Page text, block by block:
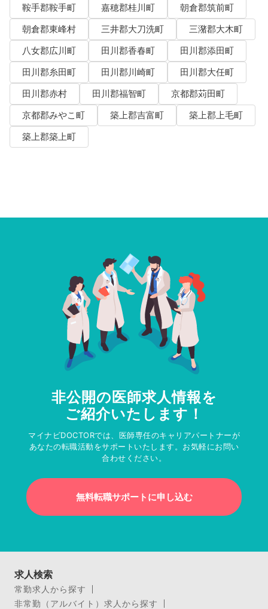
鞍手郡鞍手町
嘉穂郡桂川町
朝倉郡筑前町
朝倉郡東峰村
三井郡大刀洗町
三潴郡大木町
八女郡広川町
田川郡香春町
田川郡添田町
田川郡糸田町
田川郡川崎町
田川郡大任町
田川郡赤村
田川郡福智町
京都郡苅田町
京都郡みやこ町
築上郡吉富町
築上郡上毛町
築上郡築上町
非公開の医師求人情報を
ご紹介いたします！
マイナビDOCTORでは、医師専任のキャリアパートナーが
あなたの転職活動をサポートいたします。お気軽にお問い
合わせください。
無料転職サポートに申し込む
求人検索
常勤求人から探す
非常勤（アルバイト）求人から探す